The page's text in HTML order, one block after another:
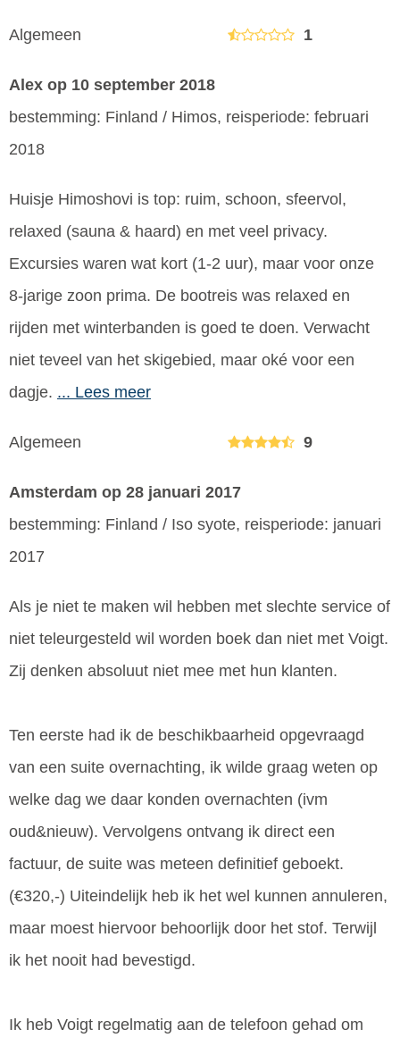
Algemeen 1
Alex op 10 september 2018
bestemming: Finland / Himos, reisperiode: februari
2018
Huisje Himoshovi is top: ruim, schoon, sfeervol,
relaxed (sauna & haard) en met veel privacy.
Excursies waren wat kort (1-2 uur), maar voor onze
8-jarige zoon prima. De bootreis was relaxed en
rijden met winterbanden is goed te doen. Verwacht
niet teveel van het skigebied, maar oké voor een
dagje. ... Lees meer
Algemeen 9
Amsterdam op 28 januari 2017
bestemming: Finland / Iso syote, reisperiode: januari
2017
Als je niet te maken wil hebben met slechte service of
niet teleurgesteld wil worden boek dan niet met Voigt.
Zij denken absoluut niet mee met hun klanten.
Ten eerste had ik de beschikbaarheid opgevraagd
van een suite overnachting, ik wilde graag weten op
welke dag we daar konden overnachten (ivm
oud&nieuw). Vervolgens ontvang ik direct een
factuur, de suite was meteen definitief geboekt.
(€320,-) Uiteindelijk heb ik het wel kunnen annuleren,
maar moest hiervoor behoorlijk door het stof. Terwijl
ik het nooit had bevestigd.
Ik heb Voigt regelmatig aan de telefoon gehad om